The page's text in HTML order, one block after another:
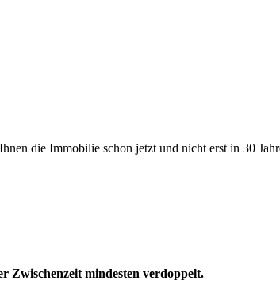
die Immobilie schon jetzt und nicht erst in 30
Zwischenzeit mindesten verdoppelt.